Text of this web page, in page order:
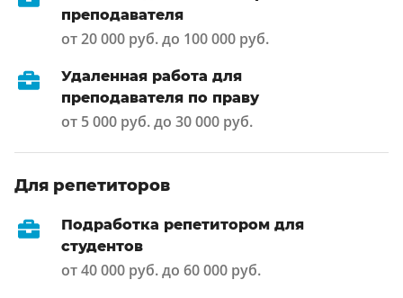
преподавателя
от 20 000 руб. до 100 000 руб.
Удаленная работа для
преподавателя по праву
от 5 000 руб. до 30 000 руб.
Для репетиторов
Подработка репетитором для
студентов
от 40 000 руб. до 60 000 руб.